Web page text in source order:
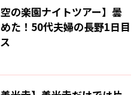
空の楽園ナイトツアー】曇
た！50代夫婦の長野1日目